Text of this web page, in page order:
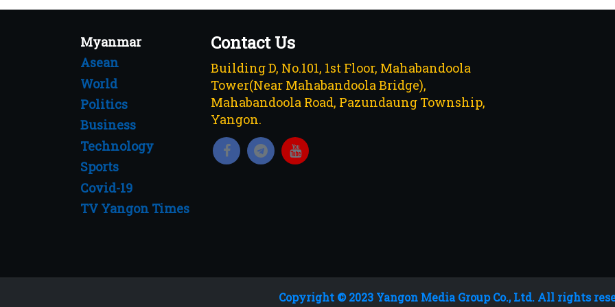
Myanmar
Asean
World
Politics
Business
Technology
Sports
Covid-19
TV Yangon Times
Contact Us
Building D, No.101, 1st Floor, Mahabandoola
Tower(Near Mahabandoola Bridge),
Mahabandoola Road, Pazundaung Township,
Yangon.
Copyright © 2023 Yangon Media Group Co., Ltd. All rights